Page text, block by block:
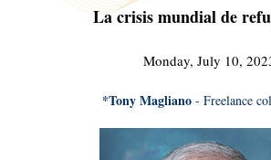
La crisis mundial de
Monday, July 10,
*Tony Magliano - Freelance